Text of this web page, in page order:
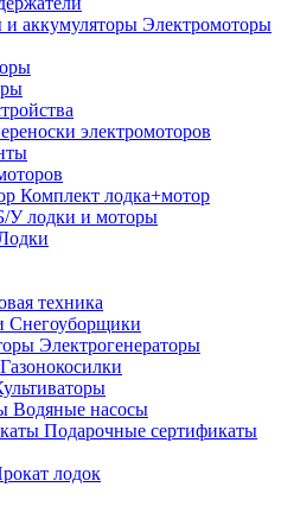
Электромоторы
электромоторов
Комплект лодка+мотор
У лодки и моторы
техника
Снегоуборщики
Электрогенераторы
Газонокосилки
Водяные насосы
Подарочные сертификаты
лодок